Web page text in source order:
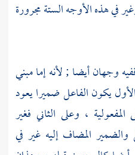
في هذه الأوجه الستة مجرورة
وجهان أيضا ; لأنه إما مبني
يكون الفاعل ضميرا يعود
، وعلى الثاني فغير
والضمير المضاف إليه غير في